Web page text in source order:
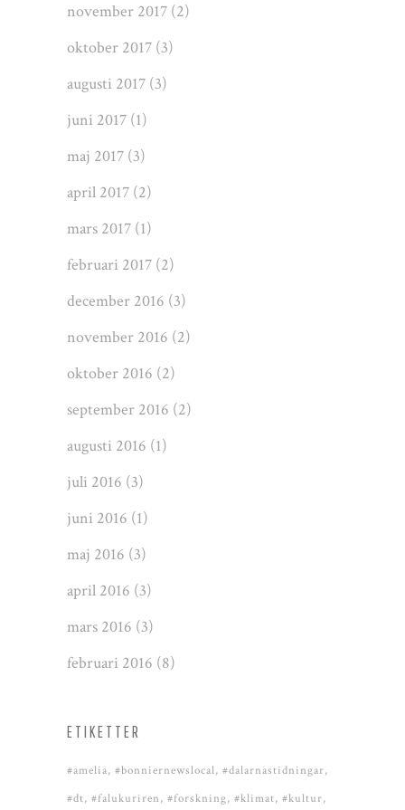
november 2017 (2)
oktober 2017 (3)
augusti 2017 (3)
juni 2017 (1)
maj 2017 (3)
april 2017 (2)
mars 2017 (1)
februari 2017 (2)
december 2016 (3)
november 2016 (2)
oktober 2016 (2)
september 2016 (2)
augusti 2016 (1)
juli 2016 (3)
juni 2016 (1)
maj 2016 (3)
april 2016 (3)
mars 2016 (3)
februari 2016 (8)
ETIKETTER
#amelia #bonniernewslocal #dalarnastidningar
#dt #falukuriren #forskning #klimat #kultur